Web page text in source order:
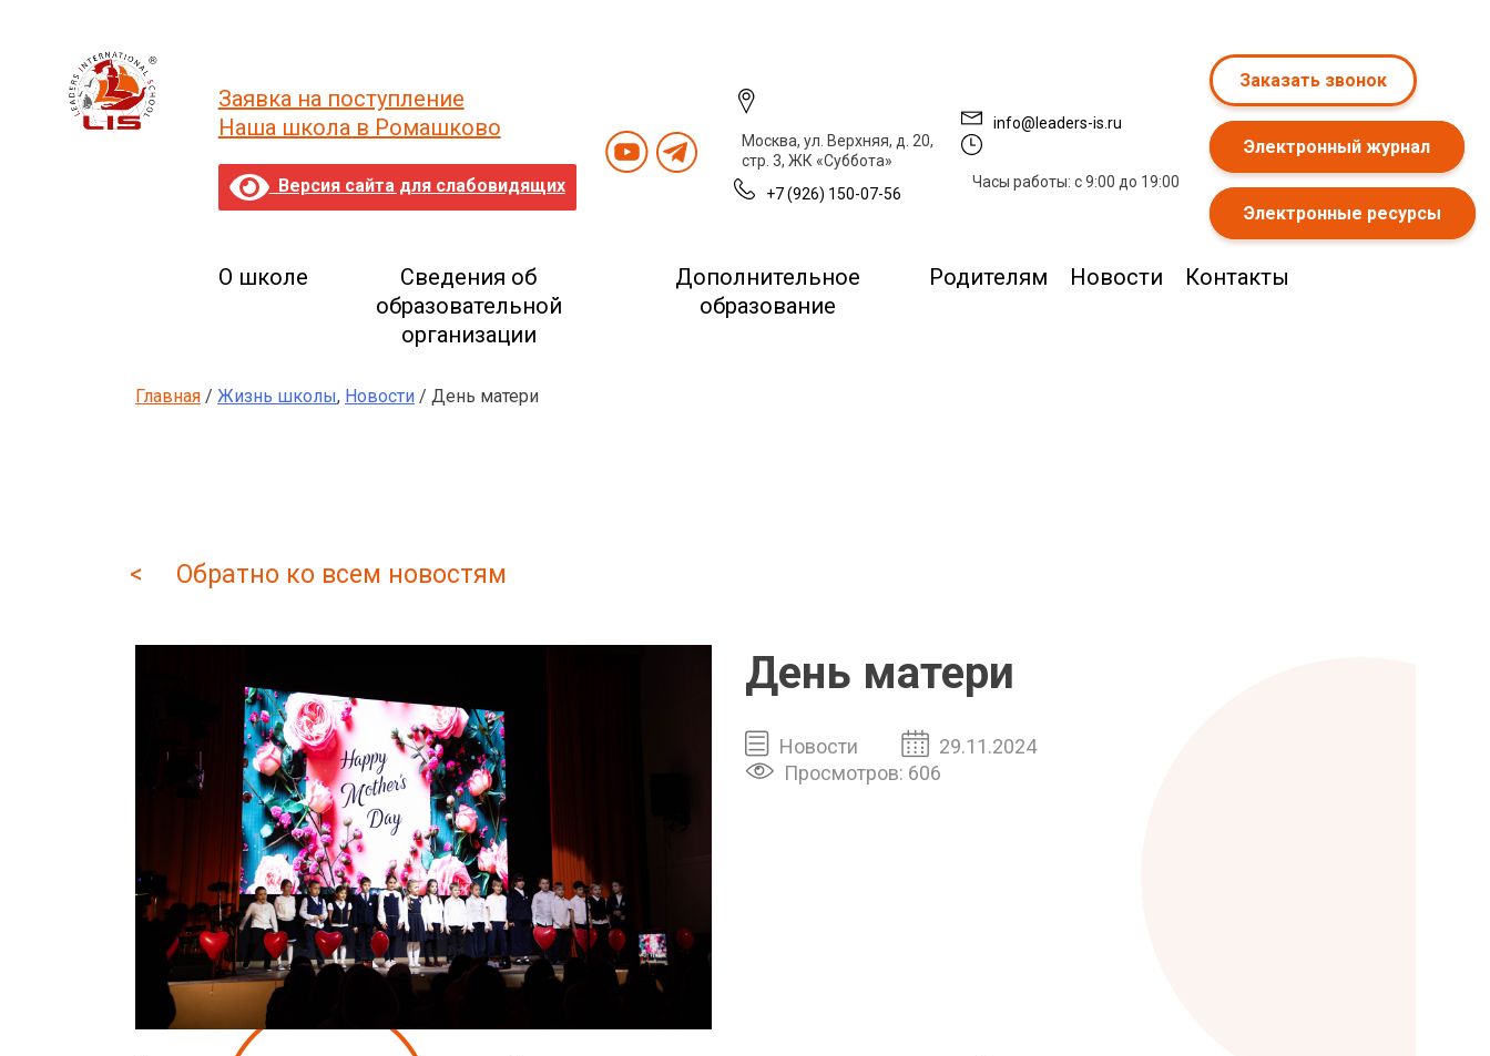
Заявка на поступление
Наша школа в Ромашково
Версия сайта для слабовидящих
Москва, ул. Верхняя, д. 20,
стр. 3, ЖК «Суббота»
+7 (926) 150-07-56
info@leaders-is.ru
Часы работы: с 9:00 до 19:00
Заказать звонок
Электронный журнал
Электронные ресурсы
О школе
Сведения об
образовательной
организации
Дополнительное
образование
Родителям Новости Контакты
Главная / Жизнь школы, Новости / День матери
< Обратно ко всем новостям
День матери
Новости
29.11.2024
Просмотров: 606